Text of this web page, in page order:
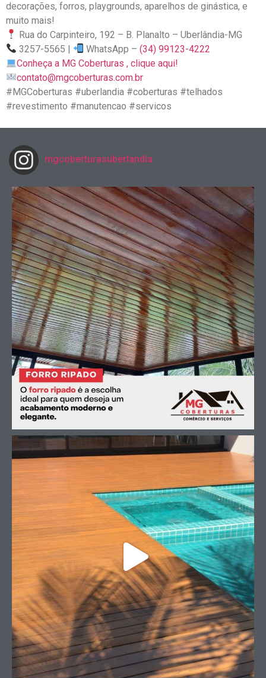
decorações, forros, playgrounds, aparelhos de ginástica, e
muito mais!
Rua do Carpinteiro, 192 – B. Planalto – Uberlândia-MG
3257-5565 |
WhatsApp –(34) 99123-4222
Conheça a MG Coberturas , clique aqui!
contato@mgcoberturas.com.br
#MGCoberturas #uberlandia #coberturas #telhados
#revestimento #manutencao #servicos
mgcoberturasuberlandia